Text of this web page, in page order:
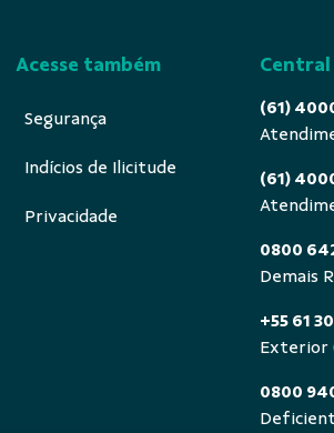
Acesse também
Segurança
Indícios de Ilicitude
Privacidade
(61)
(61)
0800
Demais
+55 61
Exterior
0800